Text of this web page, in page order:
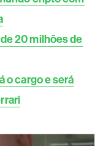
20 milhões de
o cargo e será